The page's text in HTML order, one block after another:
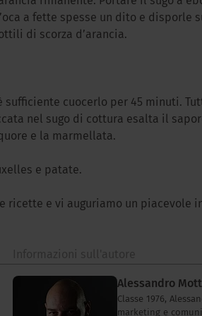
a fette spesse un dito e disporle
di scorza d’arancia.
cuocerlo per 45 minuti.
nel sugo di cottura esalta il
e la marmellata.
e patate.
ricette e vi auguriamo un piacevole
Alessandro
Classe 1976,
marketing e